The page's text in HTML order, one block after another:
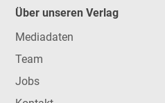
Über unseren Verlag
Mediadaten
Team
Jobs